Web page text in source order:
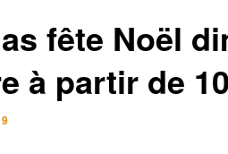
fête Noël
à partir de